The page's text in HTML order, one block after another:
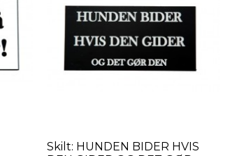
Skilt: HUNDEN BIDER HVIS